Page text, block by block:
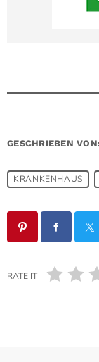
GESCHRIEBEN
KRANKENHAUS
RATE IT